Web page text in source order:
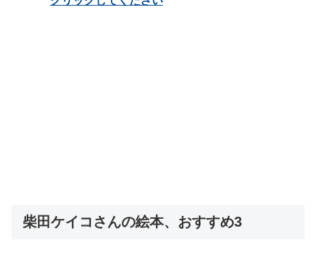
柴田ケイコさんの絵本、おすすめ3